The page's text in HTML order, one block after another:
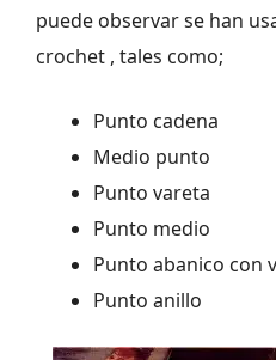
puede observar se han
crochet , tales como;
Punto cadena
Medio punto
Punto vareta
Punto medio
Punto abanico con
Punto anillo